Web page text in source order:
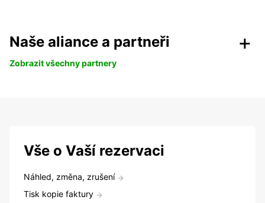
Naše aliance a partneři
Zobrazit všechny partnery
Vše o Vaší rezervaci
Náhled, změna, zrušení
Tisk kopie faktury